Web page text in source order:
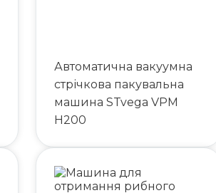
Автоматична вакуумна
стрічкова пакувальна
машина STvega VPM
H200